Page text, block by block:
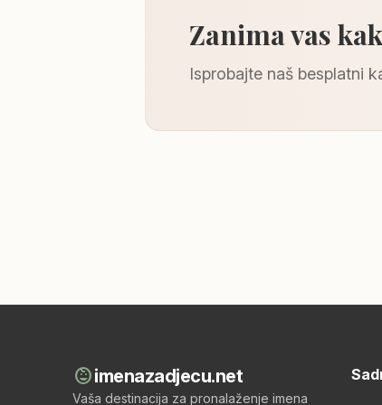
Zanima vas
Isprobajte naš besplatni
child_careimenazadjecu.net
Vaša destinacija za pronalaženje imena